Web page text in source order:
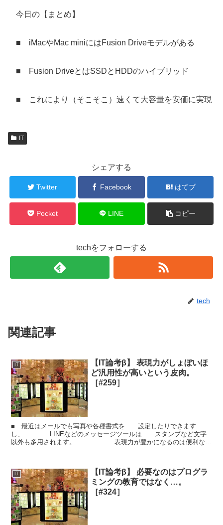
今日の【まとめ】
■ iMacやMac miniにはFusion Driveモデルがある
■ Fusion DriveとはSSDとHDDのハイブリッド
■ これにより（そこそこ）速くて大容量を安価に実現
IT
シェアする
Twitter Facebook はてブ
Pocket LINE コピー
techをフォローする
tech
関連記事
IT
【IT論考β】 表現力がしょぼいほ
ど汎用性が高いという皮肉。
［#259］
■ 最近はメールでも写真や各種書式を 設定したりできます
し、 LINEなどのメッセージツールは スタンプなど文字
以外も多用されます。 表現力が豊かになるのは便利なこ
IT
【IT論考β】 必要なのはプログラ
ミングの教育ではなく…。
［#324］